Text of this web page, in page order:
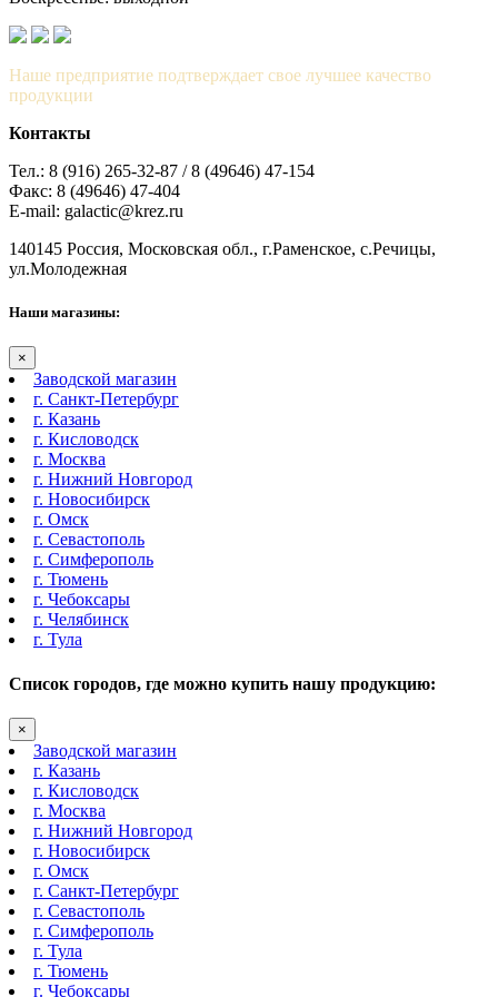
Наше предприятие подтверждает свое лучшее качество
продукции
Контакты
Тел.: 8 (916) 265-32-87 / 8 (49646) 47-154
Факс: 8 (49646) 47-404
E-mail: galactic@krez.ru
140145 Россия, Московская обл., г.Раменское, с.Речицы,
ул.Молодежная
Наши магазины:
×
Заводской магазин
г. Санкт-Петербург
г. Казань
г. Кисловодск
г. Москва
г. Нижний Новгород
г. Новосибирск
г. Омск
г. Севастополь
г. Симферополь
г. Тюмень
г. Чебоксары
г. Челябинск
г. Тула
Список городов, где можно купить нашу продукцию:
×
Заводской магазин
г. Казань
г. Кисловодск
г. Москва
г. Нижний Новгород
г. Новосибирск
г. Омск
г. Санкт-Петербург
г. Севастополь
г. Симферополь
г. Тула
г. Тюмень
г. Чебоксары